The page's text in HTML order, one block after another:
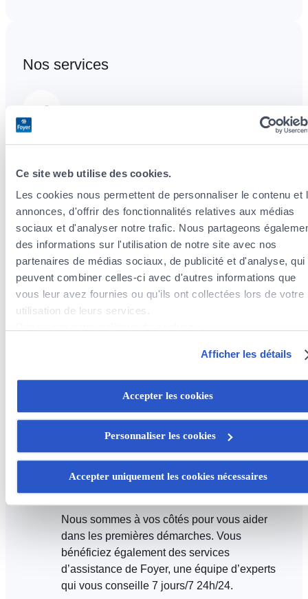
Ce site web utilise des cookies.
Les cookies nous permettent de personnaliser le contenu et
annonces, d'offrir des fonctionnalités relatives aux médias
sociaux et d'analyser notre trafic. Nous partageons
des informations sur l'utilisation de notre site avec nos
partenaires de médias sociaux, de publicité et d'analyse, qui
peuvent combiner celles-ci avec d'autres informations que
vous leur avez fournies ou qu'ils ont collectées lors de votre
utilisation de leurs services.
Vous avez la possibilité de retirer votre consentement à tout
moment en cliquant sur le lien "gestion des cookies" en bas
Certains de ces cookies sont strictement nécessaires au
fonctionnement du site. Notez que si vous désactivez des
cookies utilisés ici, il se peut que certaines fonctionnalités ou
parties de ce site Web ne soient plus normalement
accessibles. D'autres sont utilisés pour :
Améliorer votre expérience utilisateur, en personnalisant
vos fonctionnalités et en se souvenant de vos choix.
Mesurer l'audience en suivant le nombre de visiteurs et
comprenant comment vous arrivez sur notre site.
Afficher les détails
Accepter les cookies
Personnaliser les cookies
Accepter uniquement les cookies nécessaires
Nos services
conseillons sur les déductions fiscales dans
le cadre de vos primes d’assurances.
Assurance Prévoyance Patrimoine
Des solutions complètes et flexibles adaptées
à votre cycle de vie
Immatriculation de votre véhicule
et nous vous aidons dans vos démarches
administratives pour immatriculer votre
véhicule.
Assistance en cas de sinistre
Nous sommes à vos côtés pour vous aider
dans les premières démarches. Vous
bénéficiez également des services
d’assistance de Foyer, une équipe d’experts
qui vous conseille 7 jours/7 24h/24.